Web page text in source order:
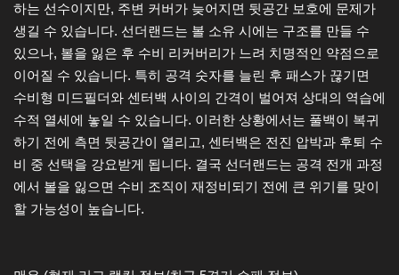
하는 선수이지만, 주변 커버가 늦어지면 뒷공간 보호에 문제가
생길 수 있습니다. 선더랜드는 볼 소유 시에는 구조를 만들 수
있으나, 볼을 잃은 후 수비 리커버리가 느려 치명적인 약점으로
이어질 수 있습니다. 특히 공격 숫자를 늘린 후 패스가 끊기면
수비형 미드필더와 센터백 사이의 간격이 벌어져 상대의 역습에
수적 열세에 놓일 수 있습니다. 이러한 상황에서는 풀백이 복귀
하기 전에 측면 뒷공간이 열리고, 센터백은 전진 압박과 후퇴 수
비 중 선택을 강요받게 됩니다. 결국 선더랜드는 공격 전개 과정
에서 볼을 잃으면 수비 조직이 재정비되기 전에 큰 위기를 맞이
할 가능성이 높습니다.